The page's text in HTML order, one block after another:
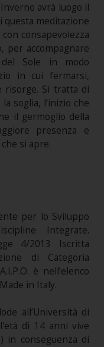
avrà luogo il
questa meditazione
consapevolezza
per accompagnare
Sole in modo
in cui fermarsi,
risorge. Si tratta di
soglia, l’inizio che
il germoglio della
presenza e
si apre.
per lo Sviluppo
Integrate.
4/2013 Iscritta
di Categoria
è nell’elenco
in Italy.
all’Università di
di 14 anni vive
in conseguenza di